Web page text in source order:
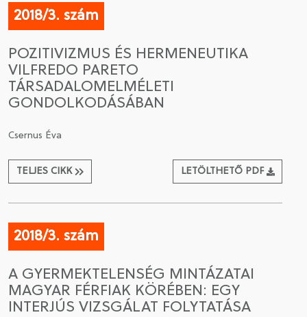
CSATLAKOZÁS A TÁRSASÁGHOZ / MEGÚJÍTOM A
TAGSÁGOMAT
2018/3. szám
POZITIVIZMUS ÉS HERMENEUTIKA
VILFREDO PARETO
TÁRSADALOMELMÉLETI
GONDOLKODÁSÁBAN
Csernus Éva
TELJES CIKK LETÖLTHETŐ PDF
2018/3. szám
A GYERMEKTELENSÉG MINTÁZATAI
MAGYAR FÉRFIAK KÖRÉBEN: EGY
INTERJÚS VIZSGÁLAT FOLYTATÁSA